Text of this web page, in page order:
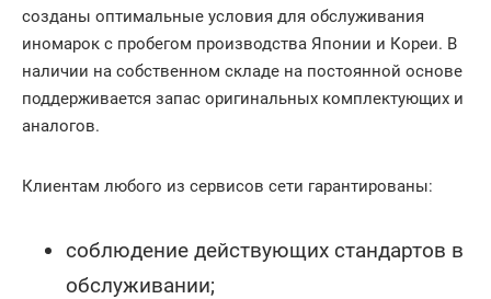
созданы оптимальные условия для обслуживания
иномарок с пробегом производства Японии и Кореи. В
наличии на собственном складе на постоянной основе
поддерживается запас оригинальных комплектующих и
аналогов.
Клиентам любого из сервисов сети гарантированы:
соблюдение действующих стандартов в
обслуживании;